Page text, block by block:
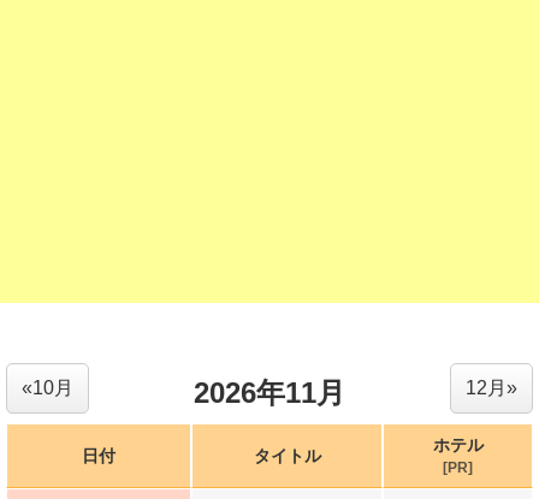
2026年11月 12月»
«10月
日付 タイトル
ホテル
[PR]